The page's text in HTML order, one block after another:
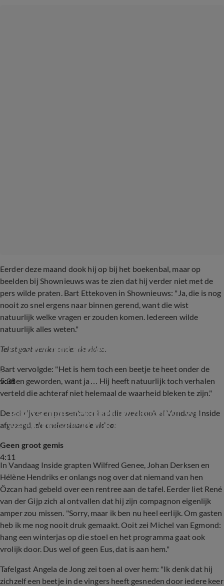
Eerder deze maand dook hij op bij het boekenbal, maar op
beelden bij Shownieuws was te zien dat hij verder niet met de
pers wilde praten. Bart Ettekoven in Shownieuws: "Ja, die is nog
nooit zo snel ergens naar binnen gerend, want die wist
natuurlijk welke vragen er zouden komen. Iedereen wilde
natuurlijk alles weten."
Tekst gaat verder onder de video.
5:38
Eus verschijnt op boekenbal
Bart vervolgde: "Het is hem toch een beetje te heet onder de
voeten geworden, want ja… Hij heeft natuurlijk toch verhalen
verteld die achteraf niet helemaal de waarheid bleken te zijn."
De schrijver en presentator had die week ook al Vandaag Inside
afgezegd, zie onderstaande video:
4:11
Johan schudt anekdotes uit zijn mouw: 'Wij
waren doorlopend leuk ondeugend!'
Geen groot gemis
In Vandaag Inside grapten Wilfred Genee, Johan Derksen en
Hélène Hendriks er onlangs nog over dat niemand van hen
Özcan had gebeld over een rentree aan de tafel. Eerder liet René
van der Gijp zich al ontvallen dat hij zijn compagnon eigenlijk
amper zou missen. "Sorry, maar ik ben nu heel eerlijk. Om gasten
heb ik me nog nooit druk gemaakt. Ooit zei Michel van Egmond:
hang een winterjas op die stoel en het programma gaat ook
vrolijk door. Dus wel of geen Eus, dat is aan hem."
Tafelgast Angela de Jong zei toen al over hem: "Ik denk dat hij
zichzelf een beetje in de vingers heeft gesneden door iedere keer